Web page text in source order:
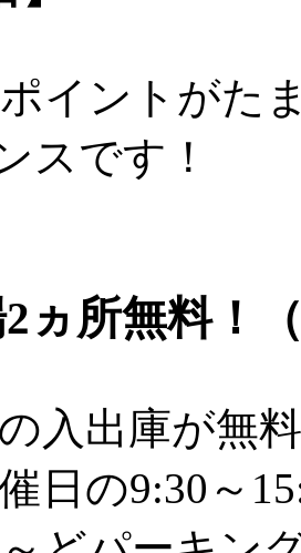
イントがた
スです！
ヵ所無料！
入出庫が無
日の9:30～